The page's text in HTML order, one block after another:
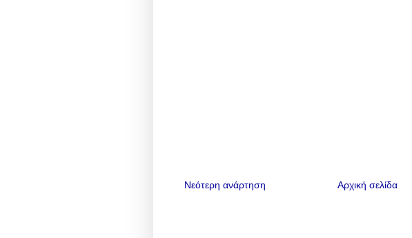
Νεότερη ανάρτηση Αρχική σελίδα